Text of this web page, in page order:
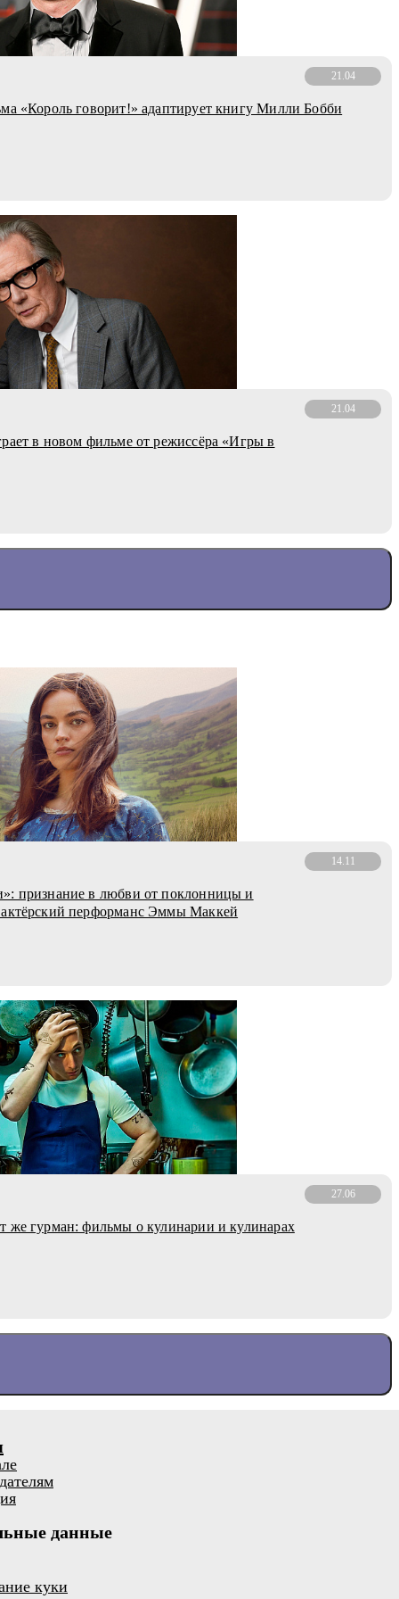
21.04
«Король говорит!» адаптирует книгу Милли Бобби
21.04
в новом фильме от режиссёра «Игры в
14.11
признание в любви от поклонницы и
перформанс Эммы Маккей
27.06
гурман: фильмы о кулинарии и кулинарах
данные
куки